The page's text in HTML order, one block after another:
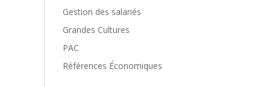
Gestion des salariés
Grandes Cultures
PAC
Références Économiques